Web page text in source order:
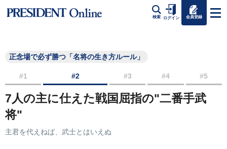
検索 ログイン 会員登録
正念場で必ず勝つ「名将の生き方ルール」
#1 #2 #3 #4 #5
7人の主に仕えた戦国屈指の"二番手武
将"
主君を代えねば、武士とはいえぬ